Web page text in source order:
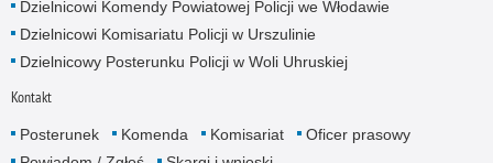
Dzielnicowi Komendy Powiatowej Policji we Włodawie
Dzielnicowi Komisariatu Policji w Urszulinie
Dzielnicowy Posterunku Policji w Woli Uhruskiej
Kontakt
Posterunek Komenda Komisariat
Oficer prasowy